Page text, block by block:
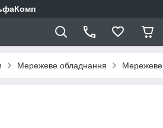
Мережеве обладнання